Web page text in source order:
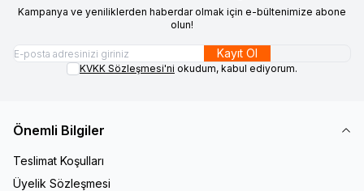
Kampanya ve yeniliklerden haberdar olmak için e-bültenimize abone
olun!
Kayıt Ol
KVKK Sözleşmesi'ni okudum, kabul ediyorum.
Önemli Bilgiler
Teslimat Koşulları
Üyelik Sözleşmesi